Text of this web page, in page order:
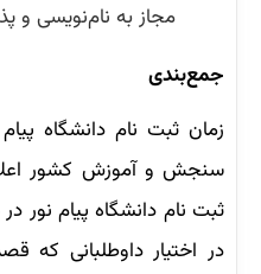
مجاز به نام‌نویسی و
جمع‌بندی
زمان ثبت نام دانشگاه
سنجش و آموزش کشور
ثبت نام دانشگاه پیام نور
در اختیار داوطلبانی که